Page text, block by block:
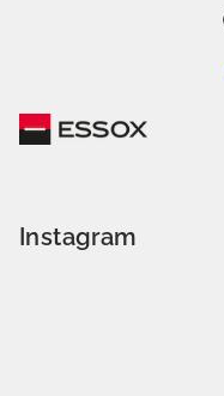
Instagram